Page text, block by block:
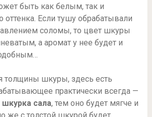
быть как белым, так и
оттенка. Если тушу обрабатывали
соломы, то цвет шкуры
а аромат у нее будет и
толщины шкуры, здесь есть
практически всегда —
шкурка сала, тем оно будет мягче и